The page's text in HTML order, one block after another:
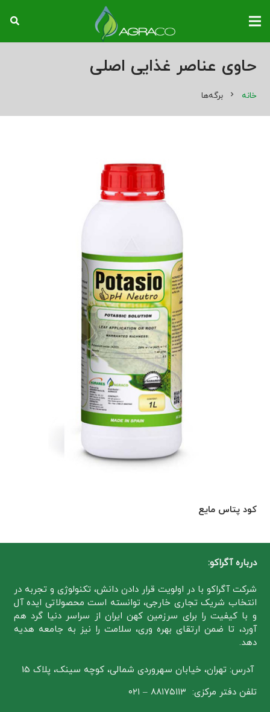
حاوی عناصر غذایی اصلی
خانه chevron_right برگه‌ها
کود پتاس مایع
درباره آگراکو:
شرکت آگراکو با در اولویت قرار دادن دانش، تکنولوژی و تجربه در
انتخاب شریک تجاری خارجی، توانسته است محصولاتی ایده آل
و با کیفیت را برای سرزمین کهن ایران از سراسر دنیا گرد هم
آورد، تا ضمن ارتقای بهره وری، سلامت را نیز به جامعه هدیه
دهد.
آدرس: تهران، خیابان سهروردی شمالی، کوچه سینک، پلاک 15
تلفن دفتر مرکزی: ۸۸۱۷۵۱۱۳ – ۰۲۱